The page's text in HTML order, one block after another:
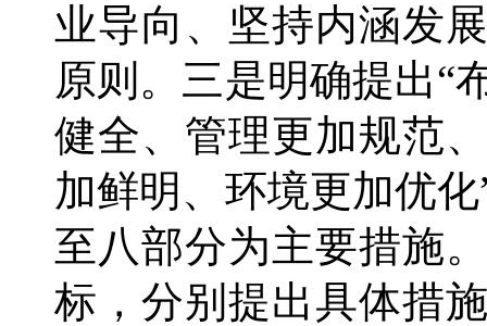
业导向、坚持内涵发
原则。三是明确提出“
健全、管理更加规范
加鲜明、环境更加优
至八部分为主要措施
标，分别提出具体措